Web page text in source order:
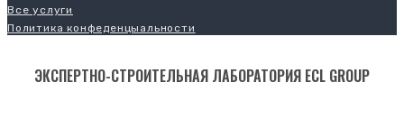
Все услуги
Политика конфеденцыальности
ЭКСПЕРТНО-СТРОИТЕЛЬНАЯ ЛАБОРАТОРИЯ ECL GROUP